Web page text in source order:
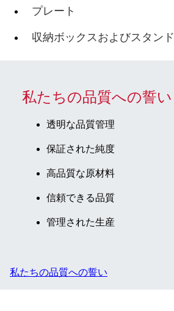
プレート
収納ボックスおよびスタンド
私たちの品質への誓い
透明な品質管理
保証された純度
高品質な原材料
信頼できる品質
管理された生産
私たちの品質への誓い